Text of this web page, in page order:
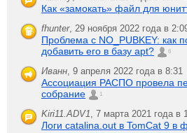
Как «замокать» файл для
fhunter, 29 ноября 2022 года в
Проблема с NO_PUBKEY: как
добавить его в базу apt?
6
Иванн 9 апреля 2022 года в
Ассоциация РАСПО провела
собрание
1
Kiri11.ADV1 7 марта 2021 года в
Логи catalina.out в TomCat 9 в